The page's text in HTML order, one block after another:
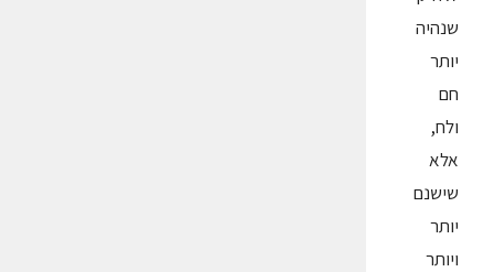
שנהיה
יותר
חם
ולח,
אלא
שישנם
יותר
ויותר